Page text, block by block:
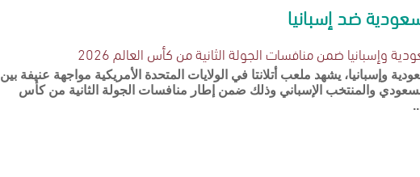
ضد إسبانيا
وإسبانيا ضمن منافسات الجولة الثانية من كأس العالم 2026
وإسبانيا، يشهد ملعب أتلانتا في الولايات المتحدة الأمريكية مواجهة عنيفة بين
والمنتخب الإسباني وذلك ضمن إطار منافسات الجولة الثانية من كأس